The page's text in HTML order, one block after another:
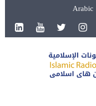
Arabic